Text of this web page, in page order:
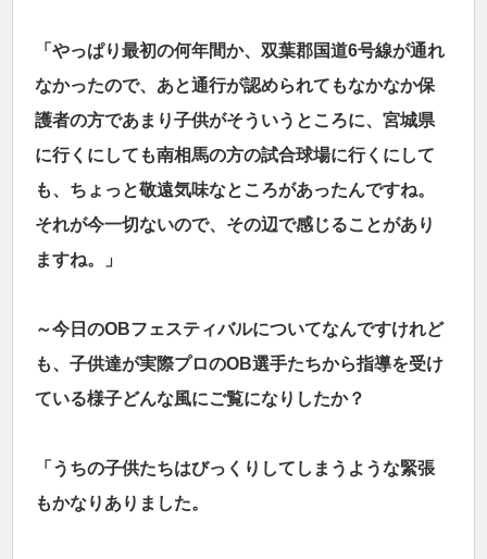
「やっぱり最初の何年間か、双葉郡国道6号線が通れ
なかったので、あと通行が認められてもなかなか保
護者の方であまり子供がそういうところに、宮城県
に行くにしても南相馬の方の試合球場に行くにして
も、ちょっと敬遠気味なところがあったんですね。
それが今一切ないので、その辺で感じることがあり
ますね。」
～今日のOBフェスティバルについてなんですけれど
も、子供達が実際プロのOB選手たちから指導を受け
ている様子どんな風にご覧になりしたか？
「うちの子供たちはびっくりしてしまうような緊張
もかなりありました。